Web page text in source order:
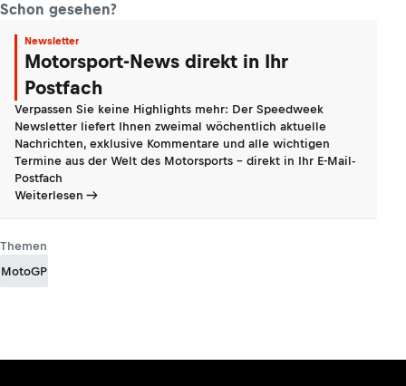
Schon gesehen?
Newsletter
Motorsport-News direkt in Ihr
Postfach
Verpassen Sie keine Highlights mehr: Der Speedweek
Newsletter liefert Ihnen zweimal wöchentlich aktuelle
Nachrichten, exklusive Kommentare und alle wichtigen
Termine aus der Welt des Motorsports - direkt in Ihr E-Mail-
Postfach
Weiterlesen
Themen
MotoGP